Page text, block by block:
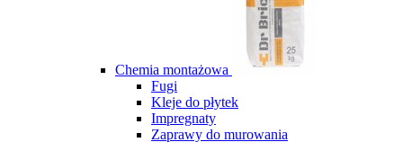
Chemia montażowa
Fugi
Kleje do płytek
Impregnaty
Zaprawy do murowania